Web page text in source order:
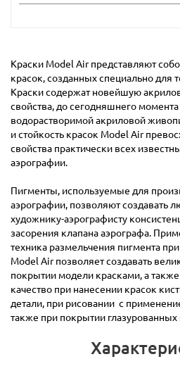
Краски Model Air представляют
красок, созданных специально для
Краски содержат новейшую
свойства, до сегодняшнего
водорастворимой акриловой
и стойкость красок Model Air
свойства практически всех
аэрографии.
Пигменты, используемые для
аэрографии, позволяют создавать
художнику-аэрографисту
засорения клапана аэрографа.
техника размельчения пигмента
Model Air позволяет создавать
покрытии модели красками, а
качество при нанесении красок
детали, при рисовании с
также при покрытии глазурованных